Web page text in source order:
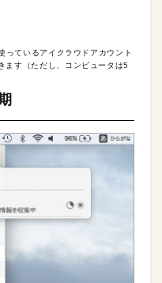
っているアイクラウドアカウント
ます（ただし、コンピュータは5